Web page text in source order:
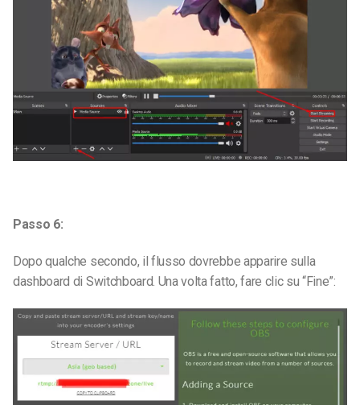
Passo 6:
Dopo qualche secondo, il flusso dovrebbe apparire sulla
dashboard di Switchboard. Una volta fatto, fare clic su “Fine”: